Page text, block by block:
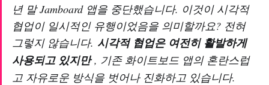
년 말 Jamboard 앱을 중단했습니다. 이것이 시각적
협업이 일시적인 유행이었음을 의미할까요? 전혀
그렇지 않습니다. 시각적 협업은 여전히 활발하게
사용되고 있지만, 기존 화이트보드 앱의 혼란스럽
고 자유로운 방식을 벗어나 진화하고 있습니다.